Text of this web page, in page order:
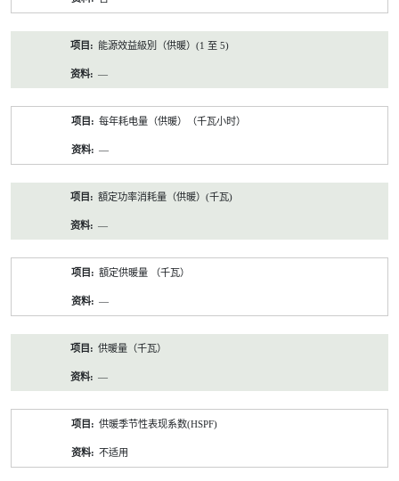
能源效益級別（供暖）(1 至 5)
—
每年耗电量（供暖）（千瓦小时）
—
額定功率消耗量（供暖）(千瓦)
—
額定供暖量 （千瓦）
—
供暖量（千瓦）
—
供暖季节性表现系数(HSPF)
不适用